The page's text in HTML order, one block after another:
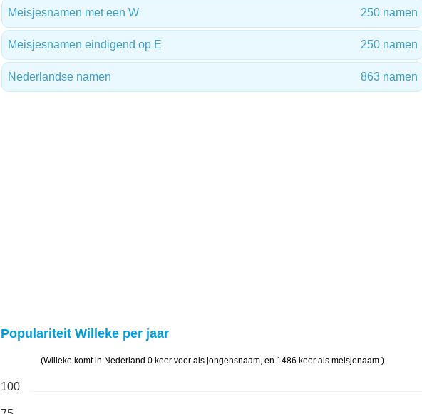
Meisjesnamen met een W 250 namen
Meisjesnamen eindigend op E 250 namen
Nederlandse namen 863 namen
Populariteit Willeke per jaar
(Willeke komt in Nederland 0 keer voor als jongensnaam, en 1486 keer als meisjenaam.)
100